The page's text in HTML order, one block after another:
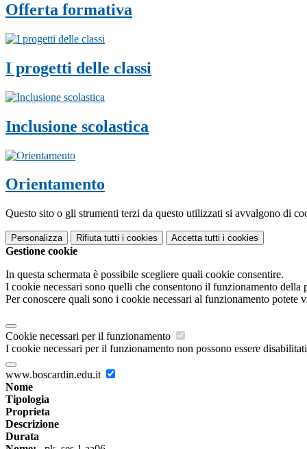
Offerta formativa
I progetti delle classi
Inclusione scolastica
Orientamento
Questo sito o gli strumenti terzi da questo utilizzati si avvalgono di
Personalizza Rifiuta tutti i cookies Accetta tutti i cookies
Gestione cookie
In questa schermata è possibile scegliere quali cookie consentire.
I cookie necessari sono quelli che consentono il funzionamento
Per conoscere quali sono i cookie necessari al funzionamento potete
Cookie necessari per il funzionamento
I cookie necessari per il funzionamento non possono essere
www.boscardin.edu.it
Nome
Tipologia
Proprieta
Descrizione
Durata